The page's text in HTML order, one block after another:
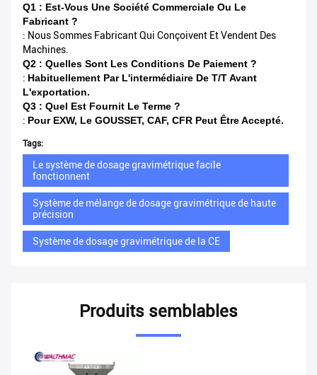
Q1 : Est-Vous Une Société Commerciale Ou Le
Fabricant ?
: Nous Sommes Fabricant Qui Conçoivent Et Vendent Des
Machines.
Q2 : Quelles Sont Les Conditions De Paiement ?
: Habituellement Par L'intermédiaire De T/T Avant
L'exportation.
Q3 : Quel Est Fournit Le Terme ?
: Pour EXW, Le GOUSSET, CAF, CFR Peut Être Accepté.
Tags:
Le système de dosage gravimétrique facile
fonctionnent
Système de mélange de dosage gravimétrique de haute
précision
Système de dosage gravimétrique de la CE
Produits semblables